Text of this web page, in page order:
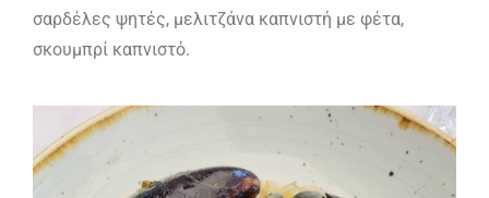
σαρδέλες ψητές, μελιτζάνα καπνιστή με φέτα,
σκουμπρί καπνιστό.